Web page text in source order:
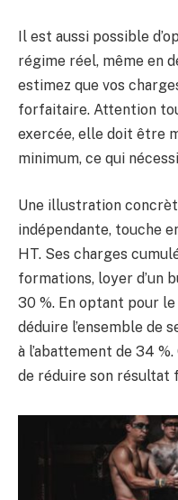
Il est aussi possible
régime réel, même en
estimez que vos
forfaitaire. Attention
exercée, elle doit être
minimum, ce qui
Une illustration
indépendante, touche
HT. Ses charges
formations, loyer d’un
30 %. En optant pour
déduire l’ensemble de
à l’abattement de 34
de réduire son résultat